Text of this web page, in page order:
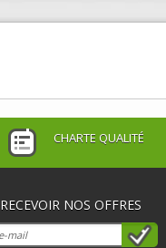
CHARTE QUALITÉ
RECEVOIR NOS OFFRES